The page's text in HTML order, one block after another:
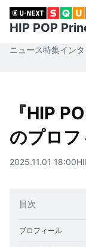
HIP POP
ニュース特集イン
『HIP
のプロフ
2025.11.01 18:00
目次
プロフィール